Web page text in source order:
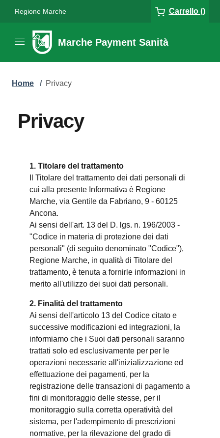
Regione Marche Carrello ()
Marche Payment Sanità
Home / Privacy
Privacy
1. Titolare del trattamento
Il Titolare del trattamento dei dati personali di
cui alla presente Informativa è Regione
Marche, via Gentile da Fabriano, 9 - 60125
Ancona.
Ai sensi dell'art. 13 del D. lgs. n. 196/2003 -
"Codice in materia di protezione dei dati
personali" (di seguito denominato "Codice"),
Regione Marche, in qualità di Titolare del
trattamento, è tenuta a fornirle informazioni in
merito all'utilizzo dei suoi dati personali.
2. Finalità del trattamento
Ai sensi dell'articolo 13 del Codice citato e
successive modificazioni ed integrazioni, la
informiamo che i Suoi dati personali saranno
trattati solo ed esclusivamente per per le
operazioni necessarie all'inizializzazione ed
effettuazione dei pagamenti, per la
registrazione delle transazioni di pagamento a
fini di monitoraggio delle stesse, per il
monitoraggio sulla corretta operatività del
sistema, per l'adempimento di prescrizioni
normative, per la rilevazione del grado di